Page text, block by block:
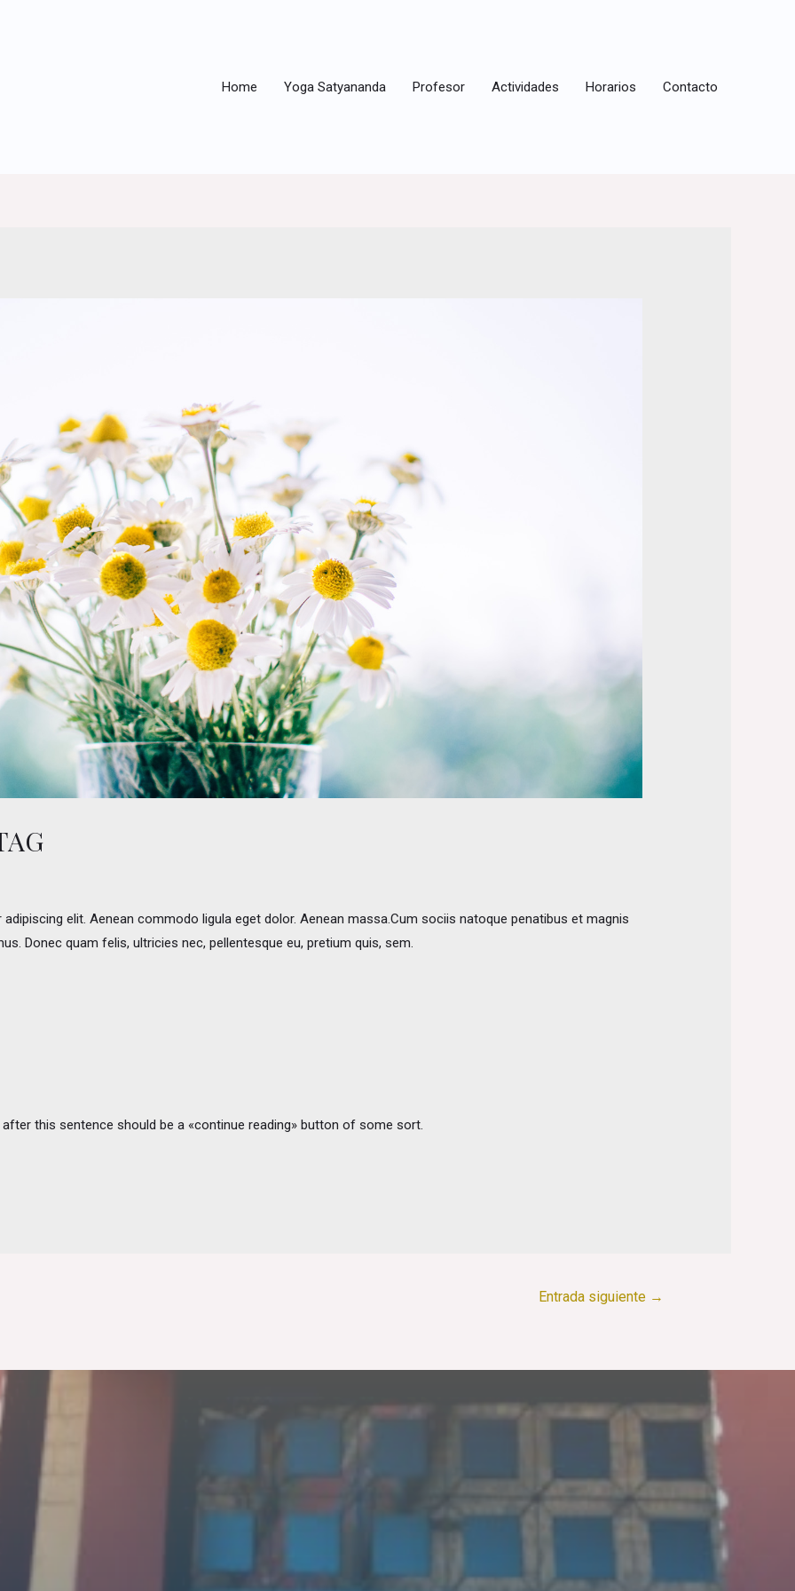
Home
Yoga Satyananda Profesor Actividades Horarios Contacto
elit. Aenean commodo ligula eget dolor. Aenean massa.Cum sociis natoque penatibus et magnis
Donec quam felis, ultricies nec, pellentesque eu, pretium quis, sem.
after this sentence should be a «continue reading» button of some sort.
Entrada siguiente →